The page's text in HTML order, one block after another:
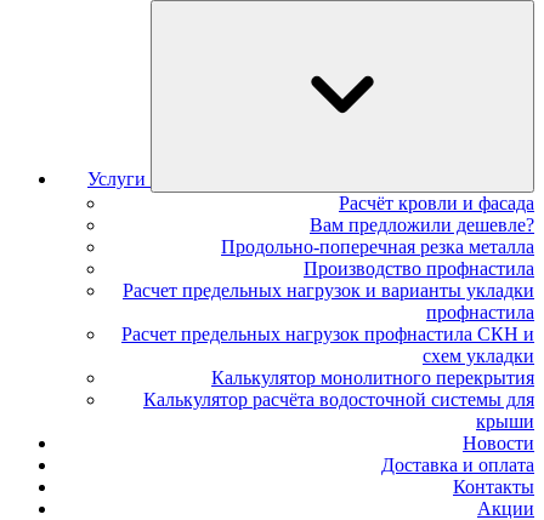
Услуги
Расчёт кровли и фасада
Вам предложили дешевле?
Продольно-поперечная резка металла
Производство профнастила
Расчет предельных нагрузок и варианты укладки
профнастила
Расчет предельных нагрузок профнастила СКН и
схем укладки
Калькулятор монолитного перекрытия
Калькулятор расчёта водосточной системы для
крыши
Новости
Доставка и оплата
Контакты
Акции